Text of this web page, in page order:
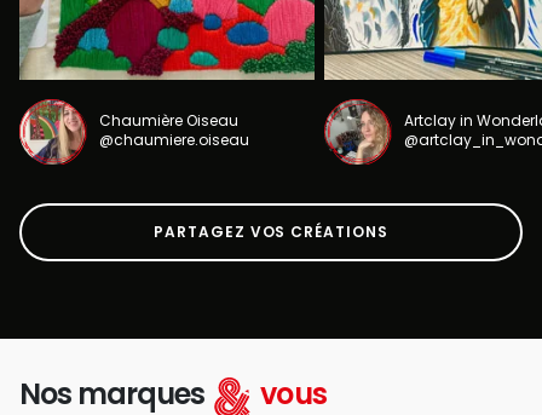
Chaumière Oiseau
@chaumiere.oiseau
Artclay in
PARTAGEZ VOS CRÉATIONS
Nos marques vous